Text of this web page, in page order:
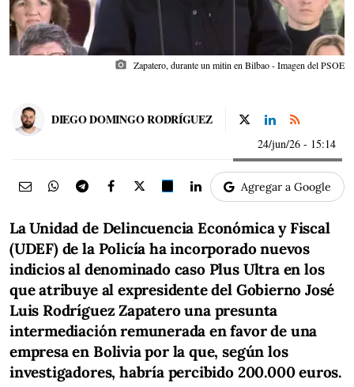
photo_camera Zapatero, durante un mitin en Bilbao - Imagen del PSOE
DIEGO DOMINGO RODRÍGUEZ
24/jun/26 - 15:14
Agregar a Google
La Unidad de Delincuencia Económica y Fiscal
(UDEF) de la Policía ha incorporado nuevos
indicios al denominado caso Plus Ultra en los
que atribuye al expresidente del Gobierno José
Luis Rodríguez Zapatero una presunta
intermediación remunerada en favor de una
empresa en Bolivia por la que, según los
investigadores, habría percibido 200.000 euros.